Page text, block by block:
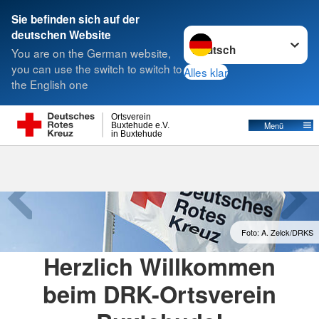
Sie befinden sich auf der
deutschen Website
You are on the German website,
you can use the switch to switch to
the English one
Sprache wechseln zu
Alles klar
in Buxtehude
Buxtehude e.V.
Ortsverein
Menü
Suche
Foto: A. Zelck/DRKS
Herzlich Willkommen
beim DRK-Ortsverein